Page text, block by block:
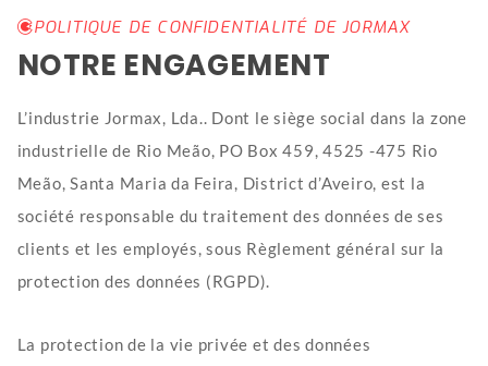
POLITIQUE DE CONFIDENTIALITÉ DE JORMAX
NOTRE ENGAGEMENT
L’industrie Jormax, Lda.. Dont le siège social dans la zone
industrielle de Rio Meão, PO Box 459, 4525 -475 Rio
Meão, Santa Maria da Feira, District d’Aveiro, est la
société responsable du traitement des données de ses
clients et les employés, sous Règlement général sur la
protection des données (RGPD).
La protection de la vie privée et des données